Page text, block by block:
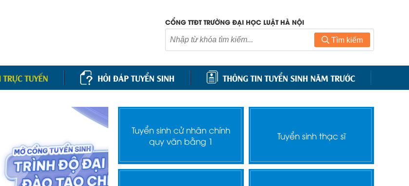
CỔNG TTĐT TRƯỜNG ĐẠI HỌC LUẬT HÀ NỘI
Tìm kiếm
TUYẾN HỎI ĐÁP TUYỂN SINH THÔNG TIN TUYỂN SINH NĂM TRƯỚC
Tuyển sinh cử nhân chính
quy văn bằng 1
Tuyển sinh thạc sĩ